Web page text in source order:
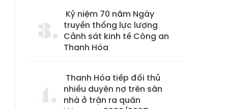
Kỷ niệm 70 năm Ngày
truyền thống lực lượng
Cảnh sát kinh tế Công an
Thanh Hóa
Thanh Hóa tiếp đối thủ
nhiều duyên nợ trên sân
nhà ở trận ra quân